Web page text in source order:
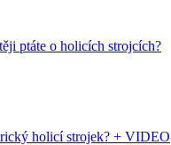
ptáte o holicích strojcích?
holicí strojek? + VIDEO